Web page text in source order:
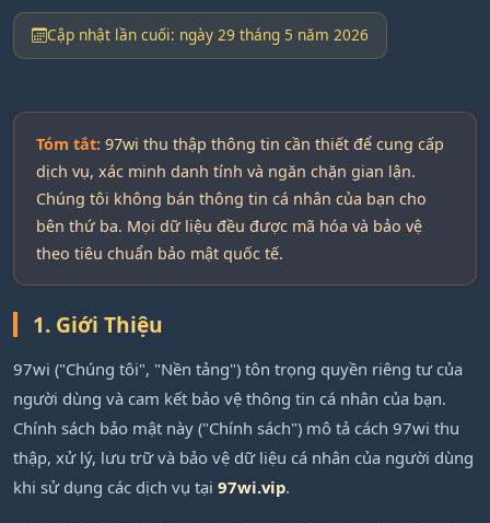
Cập nhật lần cuối: ngày 29 tháng 5 năm 2026
Tóm tắt: 97wi thu thập thông tin cần thiết để cung cấp
dịch vụ, xác minh danh tính và ngăn chặn gian lận.
Chúng tôi không bán thông tin cá nhân của bạn cho
bên thứ ba. Mọi dữ liệu đều được mã hóa và bảo vệ
theo tiêu chuẩn bảo mật quốc tế.
1. Giới Thiệu
97wi ("Chúng tôi", "Nền tảng") tôn trọng quyền riêng tư của
người dùng và cam kết bảo vệ thông tin cá nhân của bạn.
Chính sách bảo mật này ("Chính sách") mô tả cách 97wi thu
thập, xử lý, lưu trữ và bảo vệ dữ liệu cá nhân của người dùng
khi sử dụng các dịch vụ tại 97wi.vip.